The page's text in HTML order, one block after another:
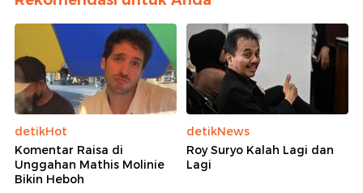
detikHot
Komentar Raisa di
Unggahan Mathis Molinie
Bikin Heboh
detikNews
Roy Suryo Kalah Lagi dan
Lagi